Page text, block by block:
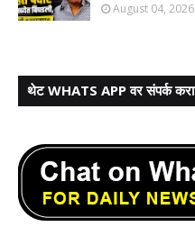
August 04, 2026
थेट WHATS APP वर संपर्क करा